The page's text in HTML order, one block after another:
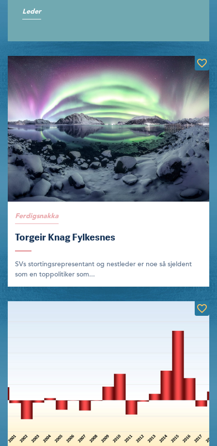
Leder
Ferdigsnakka
Torgeir Knag Fylkesnes
SVs stortingsrepresentant og nestleder er noe så sjeldent
som en toppolitiker som...